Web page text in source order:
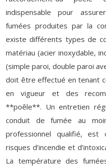
indispensable pour
fumées produites par la
existe différents types de
matériau (acier inoxydable,
(simple paroi, double paroi
doit être effectué en tenant
en vigueur et des
**poêle**. Un entretien
conduit de fumée au
professionnel qualifié, est
risques d’incendie et
La température des